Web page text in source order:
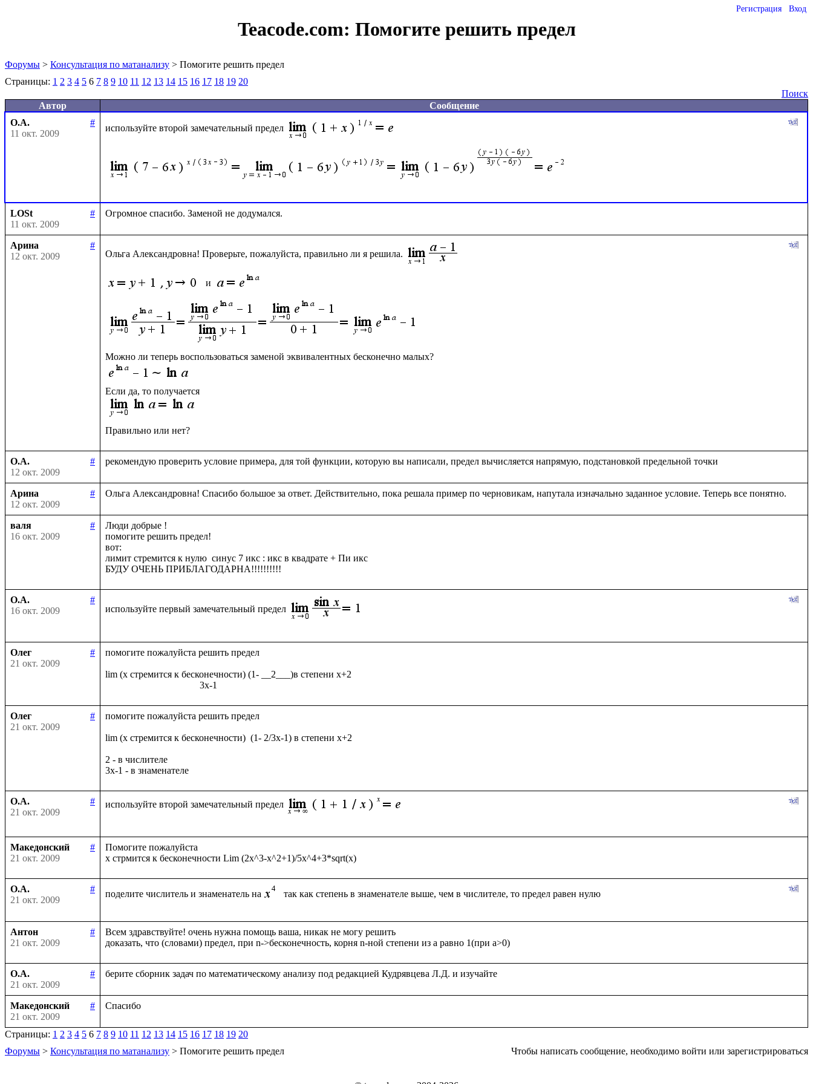
Регистрация Вход
Teacode.com: Помогите решить предел
Форумы > Консультация по матанализу > Помогите решить предел
Страницы: 1 2 3 4 5 6 7 8 9 10 11 12 13 14 15 16 17 18 19 20
Поиск
Автор
Сообщение
О.А.
#
11 окт. 2009
используйте второй замечательный предел
LOSt
#
11 окт. 2009
Арина
#
12 окт. 2009
Ольга Александровна! Проверьте, пожалуйста, правильно ли я решила.
и
О.А.
#
12 окт. 2009
Арина
#
12 окт. 2009
валя
#
16 окт. 2009
Люди добрые !
помогите решить предел!
вот:
лимит стремится к нулю  синус 7 икс : икс в квадрате + Пи икс
О.А.
#
16 окт. 2009
используйте первый замечательный предел
Олег
#
21 окт. 2009
помогите пожалуйста решить предел
lim (x стремится к бесконечности) (1- __2___)в степени x+2
Олег
#
21 окт. 2009
помогите пожалуйста решить предел
lim (x стремится к бесконечности)  (1- 2/3x-1) в степени x+2
2 - в числителе
О.А.
#
21 окт. 2009
используйте второй замечательный предел
Македонский
#
21 окт. 2009
Помогите пожалуйста
О.А.
#
21 окт. 2009
поделите числитель и знаменатель на
Антон
#
21 окт. 2009
Всем здравствуйте! очень нужна помощь ваша, никак не могу решить
О.А.
#
21 окт. 2009
Македонский
#
21 окт. 2009
Страницы: 1 2 3 4 5 6 7 8 9 10 11 12 13 14 15 16 17 18 19 20
Форумы > Консультация по матанализу > Помогите решить предел Чтобы написать сообщение, необходимо войти или зарегистрироваться